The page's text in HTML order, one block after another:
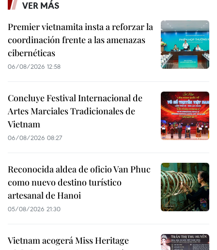
VER MÁS
Premier vietnamita insta a reforzar la
coordinación frente a las amenazas
cibernéticas
06/08/2026 12:58
Concluye Festival Internacional de
Artes Marciales Tradicionales de
Vietnam
06/08/2026 08:27
Reconocida aldea de oficio Van Phuc
como nuevo destino turístico
artesanal de Hanoi
05/08/2026 21:30
Vietnam acogerá Miss Heritage